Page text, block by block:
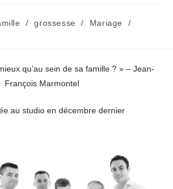
/ grossesse / Mariage
/
qu’au sein de sa famille ? » – Jean-
François Marmontel
au studio en décembre dernier